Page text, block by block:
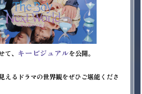
、 キービジュアルを公開。
えるドラマの世界観をぜひご堪能くださ